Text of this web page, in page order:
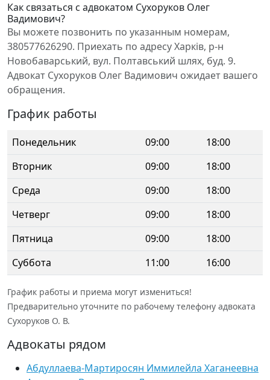
Как связаться с адвокатом Сухоруков Олег
Вадимович?
Вы можете позвонить по указанным номерам,
380577626290. Приехать по адресу Харків, р-н
Новобаварський, вул. Полтавський шлях, буд. 9.
Адвокат Сухоруков Олег Вадимович ожидает вашего
обращения.
График работы
Понедельник 09:00
18:00
Вторник
09:00
18:00
Среда
09:00
18:00
Четверг
09:00
18:00
Пятница
09:00
18:00
Суббота
11:00 16:00
График работы и приема могут измениться!
Предварительно уточните по рабочему телефону адвоката
Сухоруков О. В.
Адвокаты рядом
Абдуллаева-Мартиросян Иммилейла Хаганеевна